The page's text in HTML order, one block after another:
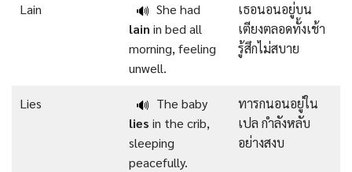
Lain 🔊 She had
lain in bed all
morning, feeling
unwell.
เธอนอนอยู่บน
เตียงตลอดทั้งเช้า
รู้สึกไม่สบาย
Lies 🔊 The baby
lies in the crib,
sleeping
peacefully.
ทารกนอนอยู่ใน
เปล กำลังหลับ
อย่างสงบ